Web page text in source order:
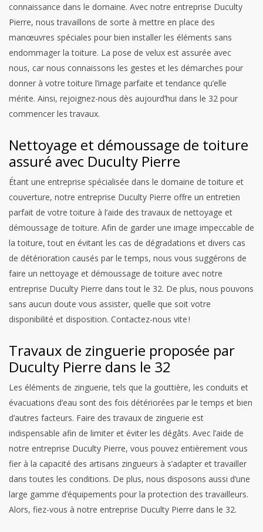
connaissance dans le domaine. Avec notre entreprise Duculty
Pierre, nous travaillons de sorte à mettre en place des
manœuvres spéciales pour bien installer les éléments sans
endommager la toiture. La pose de velux est assurée avec
nous, car nous connaissons les gestes et les démarches pour
donner à votre toiture l’image parfaite et tendance qu’elle
mérite. Ainsi, rejoignez-nous dès aujourd’hui dans le 32 pour
commencer les travaux.
Nettoyage et démoussage de toiture
assuré avec Duculty Pierre
Étant une entreprise spécialisée dans le domaine de toiture et
couverture, notre entreprise Duculty Pierre offre un entretien
parfait de votre toiture à l’aide des travaux de nettoyage et
démoussage de toiture. Afin de garder une image impeccable de
la toiture, tout en évitant les cas de dégradations et divers cas
de détérioration causés par le temps, nous vous suggérons de
faire un nettoyage et démoussage de toiture avec notre
entreprise Duculty Pierre dans tout le 32. De plus, nous pouvons
sans aucun doute vous assister, quelle que soit votre
disponibilité et disposition. Contactez-nous vite !
Travaux de zinguerie proposée par
Duculty Pierre dans le 32
Les éléments de zinguerie, tels que la gouttière, les conduits et
évacuations d’eau sont des fois détériorées par le temps et bien
d’autres facteurs. Faire des travaux de zinguerie est
indispensable afin de limiter et éviter les dégâts. Avec l’aide de
notre entreprise Duculty Pierre, vous pouvez entièrement vous
fier à la capacité des artisans zingueurs à s’adapter et travailler
dans toutes les conditions. De plus, nous disposons aussi d’une
large gamme d’équipements pour la protection des travailleurs.
Alors, fiez-vous à notre entreprise Duculty Pierre dans le 32.